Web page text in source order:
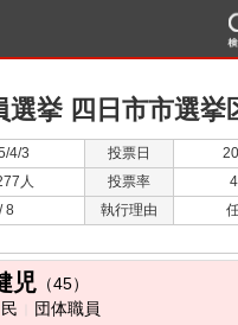
選挙 四日市市選挙
4/3 投票日
人 投票率
8 執行理由
児 （45）
団体職員